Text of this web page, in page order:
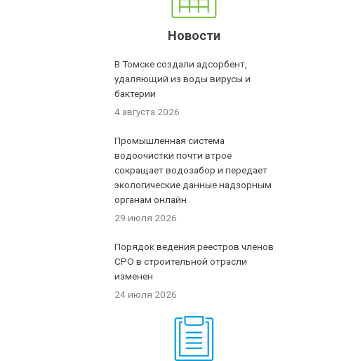
Новости
В Томске создали адсорбент,
удаляющий из воды вирусы и
бактерии
4 августа 2026
Промышленная система
водоочистки почти втрое
сокращает водозабор и передает
экологические данные надзорным
органам онлайн
29 июля 2026
Порядок ведения реестров членов
СРО в строительной отрасли
изменен
24 июля 2026